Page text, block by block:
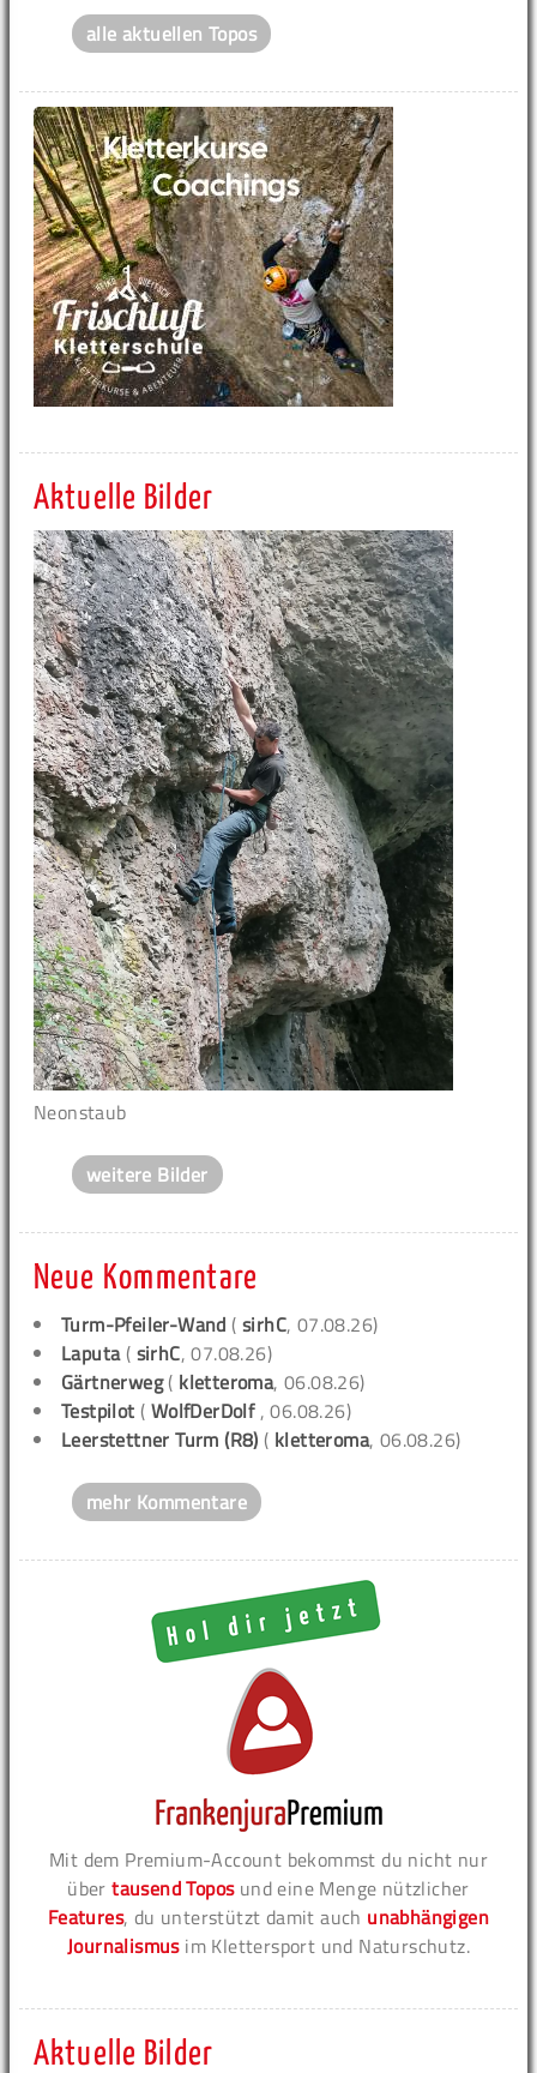
alle aktuellen Topos
Aktuelle Bilder
Neonstaub
weitere Bilder
Neue Kommentare
Turm-Pfeiler-Wand (sirhC, 07.08.26)
Laputa( sirhC, 07.08.26)
Gärtnerweg( kletteroma, 06.08.26)
Testpilot ( WolfDerDolf , 06.08.26)
Leerstettner Turm (R8) ( kletteroma, 06.08.26)
mehr Kommentare
Mit dem Premium-Account bekommst du nicht nur
übertausend Toposund eine Menge nützlicher
Features, du unterstützt damit auch unabhängigen
Journalismusim Klettersport und Naturschutz.
Aktuelle Bilder